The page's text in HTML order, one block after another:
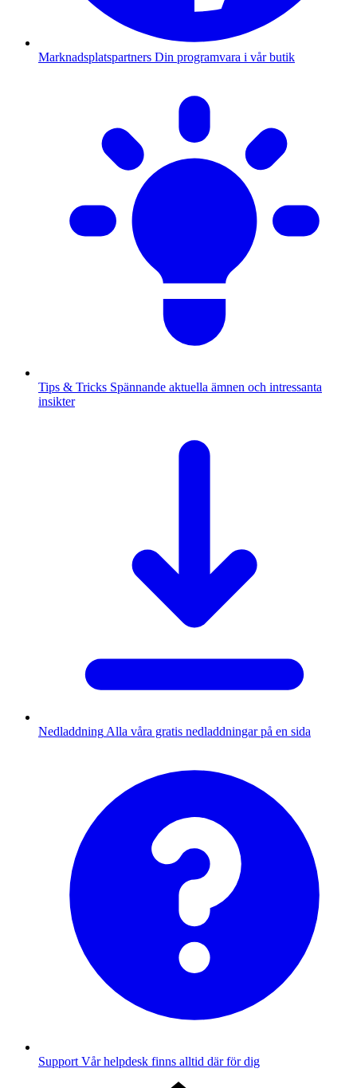
Marknadsplatspartners Din programvara i vår butik
Tips & Tricks Spännande aktuella ämnen och intressanta
insikter
Nedladdning Alla våra gratis nedladdningar på en sida
Support Vår helpdesk finns alltid där för dig